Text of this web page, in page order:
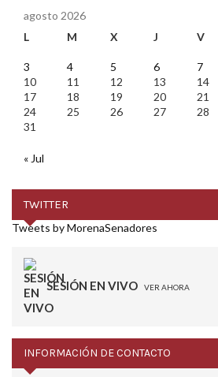
agosto 2026
L
M X J V
3
4 5 6 7
10
11 12 13 14
17
18 19 20 21
24
25 26 27 28
31
« Jul
TWITTER
Tweets by MorenaSenadores
SESIÓN EN VIVO VER AHORA
INFORMACIÓN DE CONTACTO